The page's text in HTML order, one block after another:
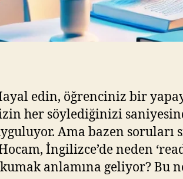
edin, öğrenciniz bir
her söylediğinizi
Ama bazen
İngilizce’de neden
anlamına geliyor? Bu